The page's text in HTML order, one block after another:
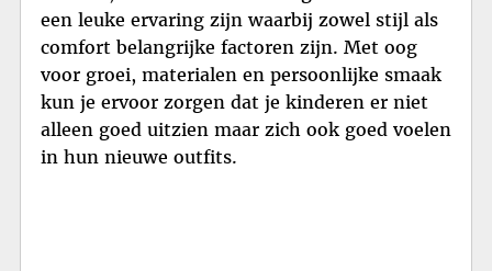
een leuke ervaring zijn waarbij zowel stijl als
comfort belangrijke factoren zijn. Met oog
voor groei, materialen en persoonlijke smaak
kun je ervoor zorgen dat je kinderen er niet
alleen goed uitzien maar zich ook goed voelen
in hun nieuwe outfits.